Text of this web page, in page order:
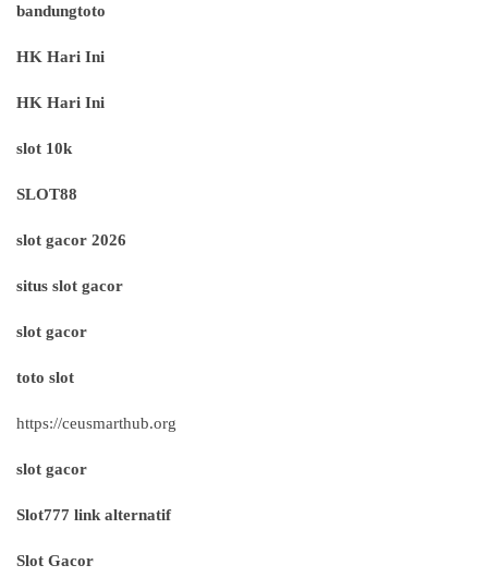
bandungtoto
HK Hari Ini
HK Hari Ini
slot 10k
SLOT88
slot gacor 2026
situs slot gacor
slot gacor
toto slot
https://ceusmarthub.org
slot gacor
Slot777 link alternatif
Slot Gacor